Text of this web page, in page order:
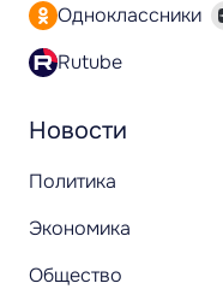
Новости
Политика
Экономика
Общество
Одноклассники
Rutube